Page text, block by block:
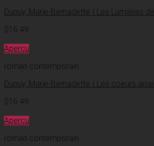
Dupuy, Marie-Bernadette I Les Lumières
$16.49
Aperçu
roman contemporain
Dupuy, Marie-Bernadette I Les coeurs
$16.49
Aperçu
roman contemporain